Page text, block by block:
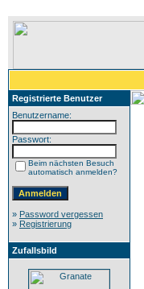
Registrierte Benutzer
Benutzername:
Passwort:
Beim nächsten Besuch
automatisch anmelden?
» Password vergessen
» Registrierung
Zufallsbild